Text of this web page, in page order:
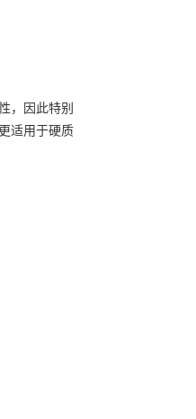
，因此特别
适用于硬质